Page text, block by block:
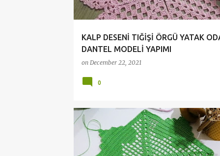
KALP DESENİ TIĞİŞİ ÖRGÜ YATAK
DANTEL MODELİ YAPIMI
on December 22, 2021
0
ÇEYİZLİK DANTELLER CROCHET CROCHET